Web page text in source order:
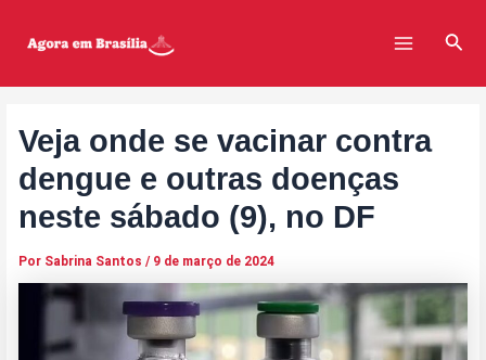
Menu
Veja onde se vacinar contra
dengue e outras doenças
neste sábado (9), no DF
Por Sabrina Santos / 9 de março de 2024